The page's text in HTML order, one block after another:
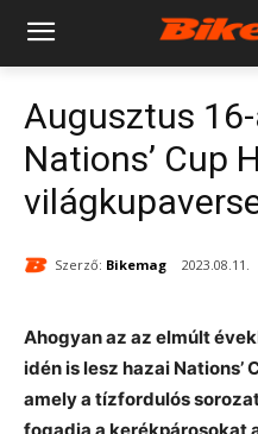
Augusztus
Nations’ Cup
Szerző: Bikemag 2023.08.11.
Ahogyan az az elmúlt
idén is lesz hazai
amely a tízfordulós